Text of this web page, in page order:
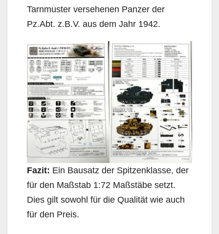
Tarnmuster versehenen Panzer der
Pz.Abt. z.B.V. aus dem Jahr 1942.
Fazit: Ein Bausatz der Spitzenklasse, der
für den Maßstab 1:72 Maßstäbe setzt.
Dies gilt sowohl für die Qualität wie auch
für den Preis.